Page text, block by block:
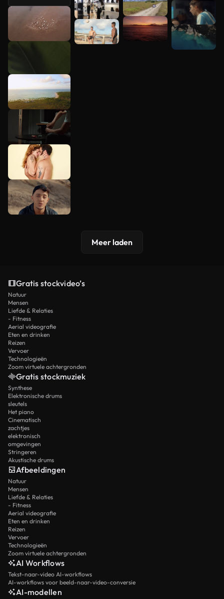
Meer laden
Gratis stockvideo’s
Natuur
Mensen
Liefde & Relaties
- Fitness
Aerial videografie
Eten en drinken
Reizen
Vervoer
Technologieën
Zoom virtuele achtergronden
Gratis stockmuziek
Synthese
Elektronische drums
sleutels
Het piano
Cinematisch
zachtjes
elektronisch
omgevingen
Stringeren
Akustische drums
Afbeeldingen
Natuur
Mensen
Liefde & Relaties
- Fitness
Aerial videografie
Eten en drinken
Reizen
Vervoer
Technologieën
Zoom virtuele achtergronden
AI Workflows
Tekst-naar-video AI-workflows
AI-workflows voor beeld-naar-video-conversie
AI-modellen